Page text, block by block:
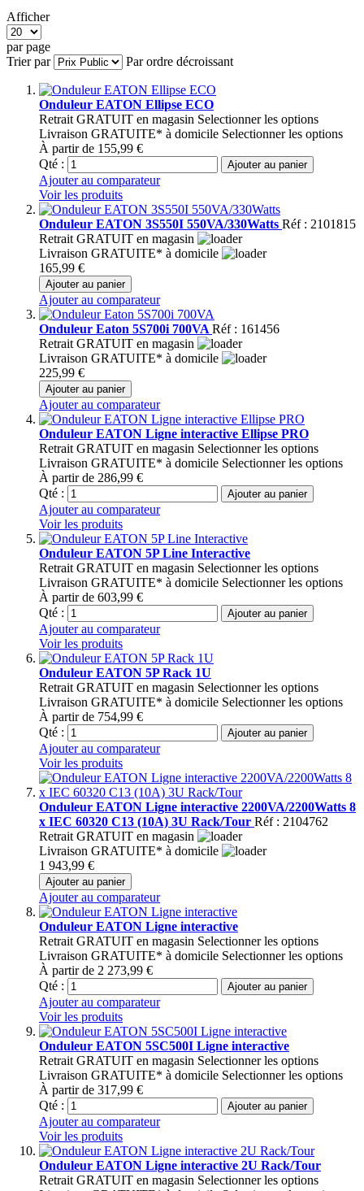
Afficher
par page
Trier par
Par ordre décroissant
Onduleur EATON Ellipse ECO
Retrait GRATUIT en magasin Selectionner les options
Livraison GRATUITE* à domicile Selectionner les options
À partir de 155,99 €
Qté :
Ajouter au panier
Ajouter au comparateur
Voir les produits
Onduleur EATON 3S550I 550VA/330Watts Réf : 2101815
Retrait GRATUIT en magasin
Livraison GRATUITE* à domicile
165,99 €
Ajouter au panier
Ajouter au comparateur
Onduleur Eaton 5S700i 700VA Réf : 161456
Retrait GRATUIT en magasin
Livraison GRATUITE* à domicile
225,99 €
Ajouter au panier
Ajouter au comparateur
Onduleur EATON Ligne interactive Ellipse PRO
Retrait GRATUIT en magasin Selectionner les options
Livraison GRATUITE* à domicile Selectionner les options
À partir de 286,99 €
Qté :
Ajouter au panier
Ajouter au comparateur
Voir les produits
Onduleur EATON 5P Line Interactive
Retrait GRATUIT en magasin Selectionner les options
Livraison GRATUITE* à domicile Selectionner les options
À partir de 603,99 €
Qté :
Ajouter au panier
Ajouter au comparateur
Voir les produits
Onduleur EATON 5P Rack 1U
Retrait GRATUIT en magasin Selectionner les options
Livraison GRATUITE* à domicile Selectionner les options
À partir de 754,99 €
Qté :
Ajouter au panier
Ajouter au comparateur
Voir les produits
Onduleur EATON Ligne interactive 2200VA/2200Watts 8
x IEC 60320 C13 (10A) 3U Rack/Tour Réf : 2104762
Retrait GRATUIT en magasin
Livraison GRATUITE* à domicile
1 943,99 €
Ajouter au panier
Ajouter au comparateur
Onduleur EATON Ligne interactive
Retrait GRATUIT en magasin Selectionner les options
Livraison GRATUITE* à domicile Selectionner les options
À partir de 2 273,99 €
Qté :
Ajouter au panier
Ajouter au comparateur
Voir les produits
Onduleur EATON 5SC500I Ligne interactive
Retrait GRATUIT en magasin Selectionner les options
Livraison GRATUITE* à domicile Selectionner les options
À partir de 317,99 €
Qté :
Ajouter au panier
Ajouter au comparateur
Voir les produits
Onduleur EATON Ligne interactive 2U Rack/Tour
Retrait GRATUIT en magasin Selectionner les options